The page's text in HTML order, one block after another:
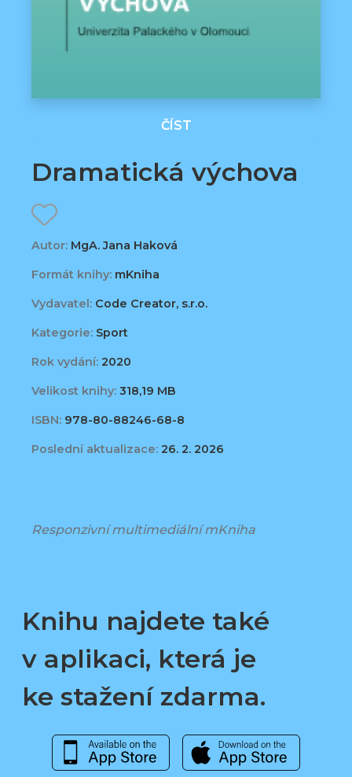
ČÍST
Dramatická výchova
Autor: MgA. Jana Haková
Formát knihy: mKniha
Vydavatel: Code Creator, s.r.o.
Kategorie: Sport
Rok vydání: 2020
Velikost knihy: 318,19 MB
ISBN: 978-80-88246-68-8
Poslední aktualizace: 26. 2. 2026
Responzivní multimediální mKniha
Knihu najdete také
v aplikaci, která je
ke stažení zdarma.